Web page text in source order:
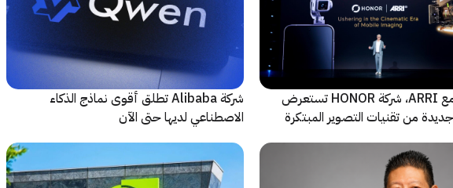
بالتعاون مع ARRI، شركة HONOR تستعرض
من تقنيات التصوير المبتكرة
شركة Alibaba تطلق أقوى نماذج الذكاء
الاصطناعي لديها حتى الآن